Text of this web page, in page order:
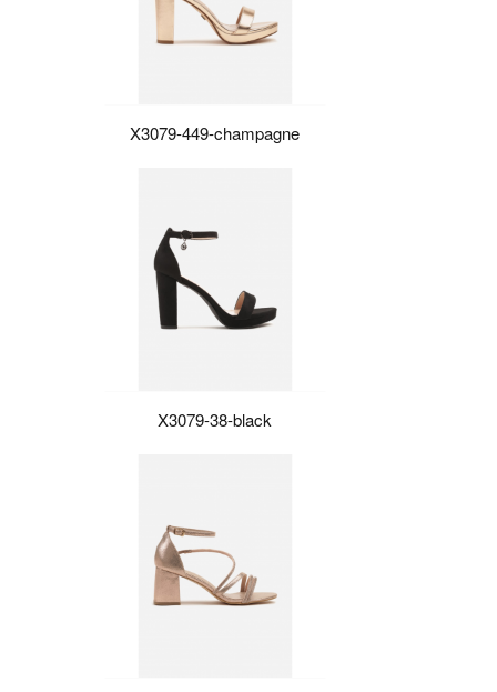
X3079-449-champagne
X3079-38-black